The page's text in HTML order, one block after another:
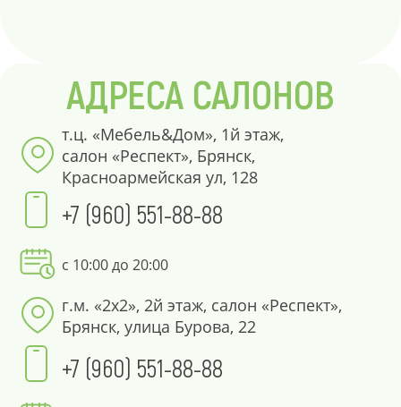
АДРЕСА САЛОНОВ
т.ц. «Мебель&Дом», 1й этаж,
салон «Респект», Брянск,
Красноармейская ул, 128
+7 (960) 551-88-88
с 10:00 до 20:00
г.м. «2х2», 2й этаж, салон «Респект»,
Брянск, улица Бурова, 22
+7 (960) 551-88-88